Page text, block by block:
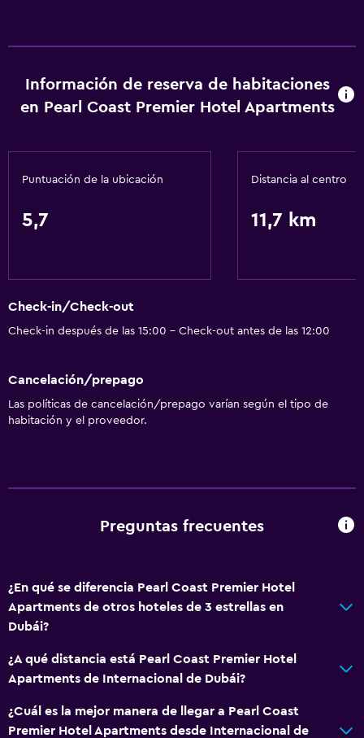
Accesibilidad y adecuación
Estacionamiento y transporte
Sistema de entretenimiento
Ideal para familias
Información de reserva de habitaciones
en Pearl Coast Premier Hotel Apartments
Puntuación de la ubicación
5,7
Distancia al centro
11,7 km
Check-in/Check-out
Check-in después de las 15:00 - Check-out antes de las 12:00
Cancelación/prepago
Las políticas de cancelación/prepago varían según el tipo de
habitación y el proveedor.
Preguntas frecuentes
¿En qué se diferencia Pearl Coast Premier Hotel
Apartments de otros hoteles de 3 estrellas en
Dubái?
¿A qué distancia está Pearl Coast Premier Hotel
Apartments de Internacional de Dubái?
¿Cuál es la mejor manera de llegar a Pearl Coast
Premier Hotel Apartments desde Internacional de